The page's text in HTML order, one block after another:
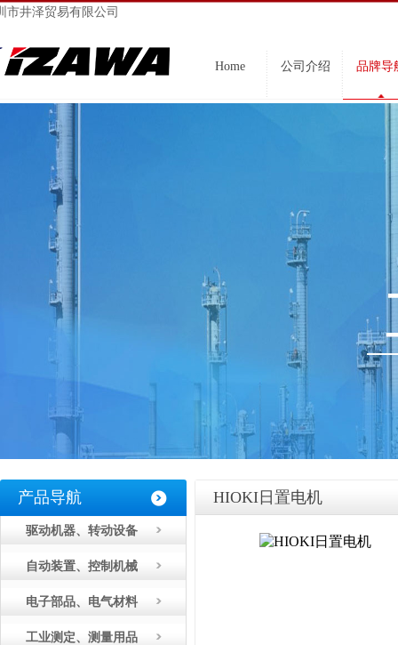
市井泽贸易有限公司
Home 公司介绍 品牌导
产品导航
驱动机器、转动设备
自动装置、控制机械
电子部品、电气材料
工业测定、测量用品
HIOKI日置电机